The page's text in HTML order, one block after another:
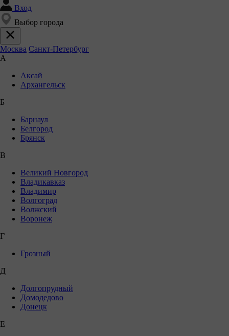
Вход
Выбор города
Москва Санкт-Петербург
А
Аксай
Архангельск
Б
Барнаул
Белгород
Брянск
В
Великий Новгород
Владикавказ
Владимир
Волгоград
Волжский
Воронеж
Г
Грозный
Д
Долгопрудный
Домодедово
Донецк
Е